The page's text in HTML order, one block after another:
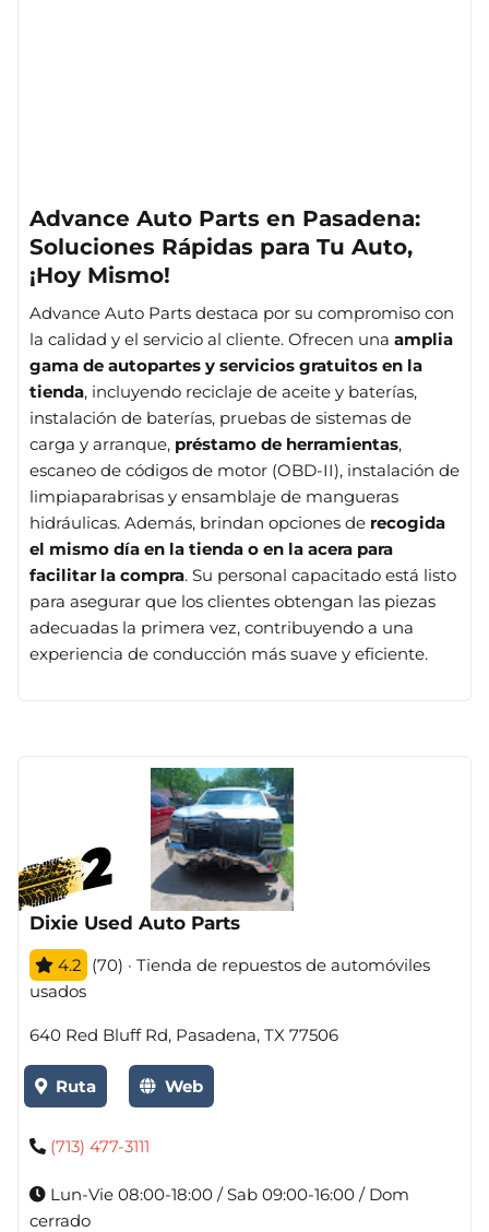
Advance Auto Parts en Pasadena:
Soluciones Rápidas para Tu Auto,
¡Hoy Mismo!
Advance Auto Parts destaca por su compromiso con
la calidad y el servicio al cliente. Ofrecen una amplia
gama de autopartes y servicios gratuitos en la
tienda, incluyendo reciclaje de aceite y baterías,
instalación de baterías, pruebas de sistemas de
carga y arranque, préstamo de herramientas,
escaneo de códigos de motor (OBD-II), instalación de
limpiaparabrisas y ensamblaje de mangueras
hidráulicas. Además, brindan opciones de recogida
el mismo día en la tienda o en la acera para
facilitar la compra. Su personal capacitado está listo
para asegurar que los clientes obtengan las piezas
adecuadas la primera vez, contribuyendo a una
experiencia de conducción más suave y eficiente.
Dixie Used Auto Parts
4.2 (70) · Tienda de repuestos de automóviles
usados
640 Red Bluff Rd, Pasadena, TX 77506
Ruta Web
(713) 477-3111
Lun-Vie 08:00-18:00 / Sab 09:00-16:00 / Dom
cerrado